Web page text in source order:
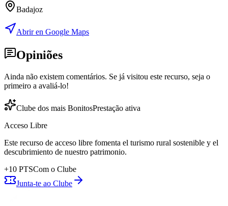
Badajoz
Abrir en Google Maps
Opiniões
Ainda não existem comentários. Se já visitou este recurso, seja o
primeiro a avaliá-lo!
Clube dos mais BonitosPrestação ativa
Acceso Libre
Este recurso de acceso libre fomenta el turismo rural sostenible y el
descubrimiento de nuestro patrimonio.
+10 PTSCom o Clube
Junta-te ao Clube